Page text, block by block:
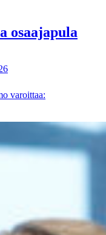
osaajapula
varoittaa: